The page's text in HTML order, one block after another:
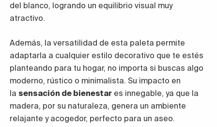
del blanco, logrando un equilibrio visual muy
atractivo.
Además, la versatilidad de esta paleta permite
adaptarla a cualquier estilo decorativo que te estés
planteando para tu hogar, no importa si buscas algo
moderno, rústico o minimalista. Su impacto en
la sensación de bienestar es innegable, ya que la
madera, por su naturaleza, genera un ambiente
relajante y acogedor, perfecto para un aseo.